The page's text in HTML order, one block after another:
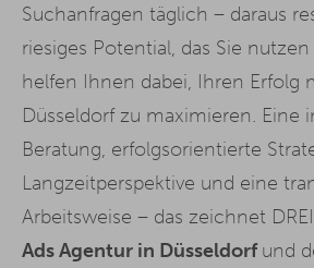
Suchanfragen täglich – daraus
riesiges Potential, das Sie
helfen Ihnen dabei, Ihren Erfolg
Düsseldorf zu maximieren. Eine
Beratung, erfolgsorientierte
Langzeitperspektive und eine
Arbeitsweise – das zeichnet
Ads Agentur in Düsseldorfund